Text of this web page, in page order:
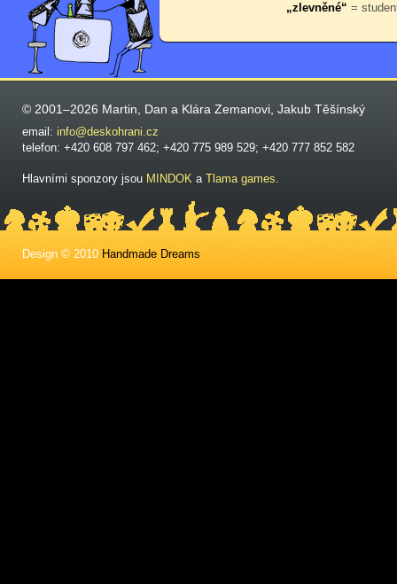
„zlevněné“ =
© 2001–2026 Martin, Dan a Klára Zemanovi, Jakub Těšínský
email: info@deskohrani.cz
telefon: +420 608 797 462; +420 775 989 529; +420 777 852 582
Hlavními sponzory jsou MINDOK a Tlama games.
Design © 2010 Handmade Dreams